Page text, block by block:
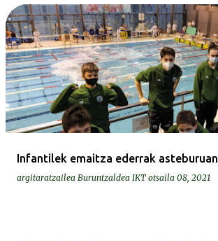
Infantilek emaitza ederrak asteburuan
argitaratzailea Buruntzaldea IKT otsaila 08, 2021